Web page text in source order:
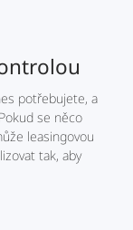
potřebujete, a
se něco
leasingovou
tak, aby